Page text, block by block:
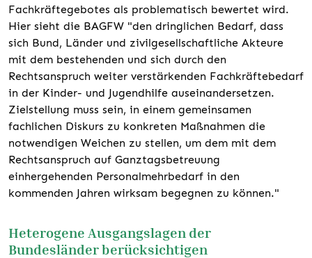
Fachkräftegebotes als problematisch bewertet wird.
Hier sieht die BAGFW "den dringlichen Bedarf, dass
sich Bund, Länder und zivilgesellschaftliche Akteure
mit dem bestehenden und sich durch den
Rechtsanspruch weiter verstärkenden Fachkräftebedarf
in der Kinder- und Jugendhilfe auseinandersetzen.
Zielstellung muss sein, in einem gemeinsamen
fachlichen Diskurs zu konkreten Maßnahmen die
notwendigen Weichen zu stellen, um dem mit dem
Rechtsanspruch auf Ganztagsbetreuung
einhergehenden Personalmehrbedarf in den
kommenden Jahren wirksam begegnen zu können."
Heterogene Ausgangslagen der
Bundesländer berücksichtigen